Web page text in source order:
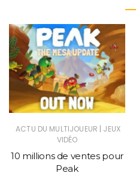
ACTU DU MULTIJOUEUR | JEUX
VIDÉO
10 millions de ventes pour
Peak